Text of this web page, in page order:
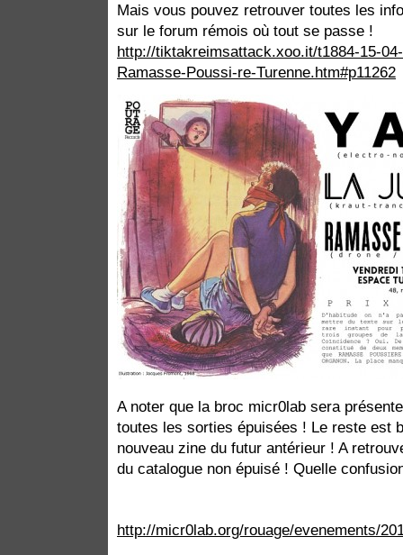
Mais vous pouvez retrouver toutes les
sur le forum rémois où tout se passe !
http://tiktakreimsattack.xoo.it/t1884-15-
Ramasse-Poussi-re-Turenne.htm#p11262
A noter que la broc micr0lab sera
toutes les sorties épuisées ! Le reste est
nouveau zine du futur antérieur ! A
du catalogue non épuisé ! Quelle
http://micr0lab.org/rouage/evenements/